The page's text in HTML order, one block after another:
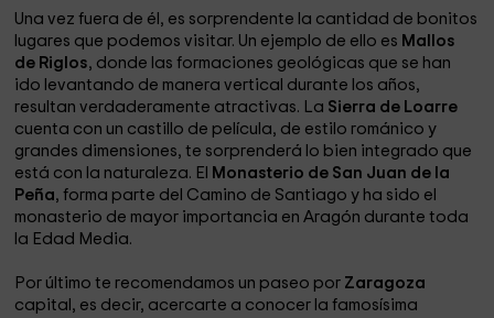
Una vez fuera de él, es sorprendente la cantidad de bonitos
lugares que podemos visitar. Un ejemplo de ello es Mallos
de Riglos, donde las formaciones geológicas que se han
ido levantando de manera vertical durante los años,
resultan verdaderamente atractivas. La Sierra de Loarre
cuenta con un castillo de película, de estilo románico y
grandes dimensiones, te sorprenderá lo bien integrado que
está con la naturaleza. El
Monasterio de San Juan de la
Peña, forma parte del Camino de Santiago y ha sido el
monasterio de mayor importancia en Aragón durante toda
la Edad Media.
Por último te recomendamos un paseo por Zaragoza
capital, es decir, acercarte a conocer la famosísima